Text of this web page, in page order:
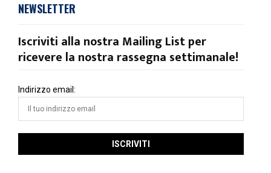
NEWSLETTER
Iscriviti alla nostra Mailing List per
ricevere la nostra rassegna settimanale!
Indirizzo email: